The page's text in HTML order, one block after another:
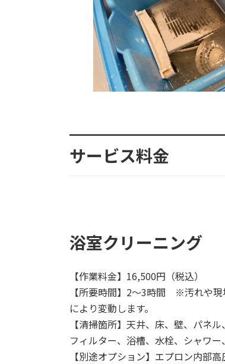
サービス料金
浴室クリーニング
【作業料金】16,500円（税込）
【所要時間】2〜3時間 ※汚れや現
により変動します。
【清掃箇所】天井、床、壁、パネ
フィルター、浴槽、水栓、シャワー
【別途オプション】エプロン内部